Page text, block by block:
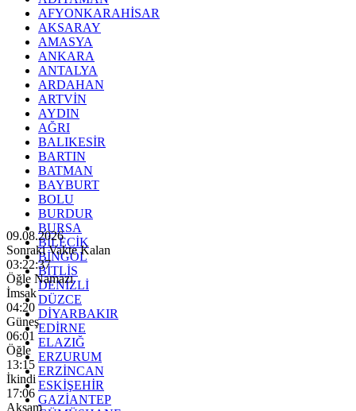
AFYONKARAHİSAR
AKSARAY
AMASYA
ANKARA
ANTALYA
ARDAHAN
ARTVİN
AYDIN
AĞRI
BALIKESİR
BARTIN
BATMAN
BAYBURT
BOLU
BURDUR
BURSA
BİLECİK
BİNGÖL
BİTLİS
DENİZLİ
DÜZCE
DİYARBAKIR
EDİRNE
ELAZIĞ
ERZURUM
ERZİNCAN
ESKİŞEHİR
GAZİANTEP
09.08.2026
Sonraki Vakte Kalan
03:22:36
Öğle Namazı
İmsak
04:20
Güneş
06:01
Öğle
13:15
İkindi
17:06
Akşam